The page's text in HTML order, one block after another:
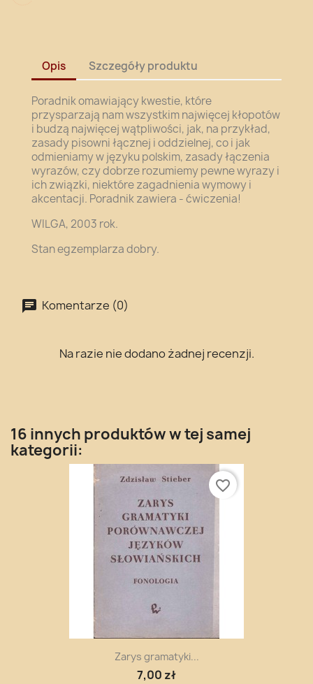
Opis Szczegóły produktu
Poradnik omawiający kwestie, które
przysparzają nam wszystkim najwięcej kłopotów
i budzą najwięcej wątpliwości, jak, na przykład,
zasady pisowni łącznej i oddzielnej, co i jak
odmieniamy w języku polskim, zasady łączenia
wyrazów, czy dobrze rozumiemy pewne wyrazy i
ich związki, niektóre zagadnienia wymowy i
akcentacji. Poradnik zawiera - ćwiczenia!
WILGA, 2003 rok.
Stan egzemplarza dobry.
Komentarze (0)
Na razie nie dodano żadnej recenzji.
16 innych produktów w tej samej
kategorii:
Zarys gramatyki...
7,00 zł
favorite_border